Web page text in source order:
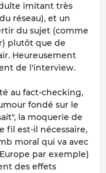
imitant très
réseau), et un
du sujet (comme
plutôt que de
Heureusement
de l'interview.
au fact-checking,
fondé sur le
la moquerie de
fil est-il nécessaire,
moral qui va avec
par exemple)
des effets